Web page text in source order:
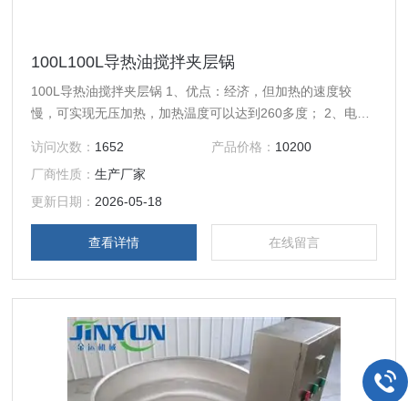
100L100L导热油搅拌夹层锅
100L导热油搅拌夹层锅 1、优点：经济，但加热的速度较
慢，可实现无压加热，加热温度可以达到260多度； 2、电加
3、配有自动恒温控制系统，出料方式有立式或可倾式和搅拌
装置的选择； 4、夹层锅材质：304不锈钢夹层锅,锅体为热旋
压一次成型，无拼接；使用安全、操作方便，应用广泛；
访问次数： 1652 产品价格： 10200
厂商性质：生产厂家
更新日期： 2026-05-18
查看详情 在线留言